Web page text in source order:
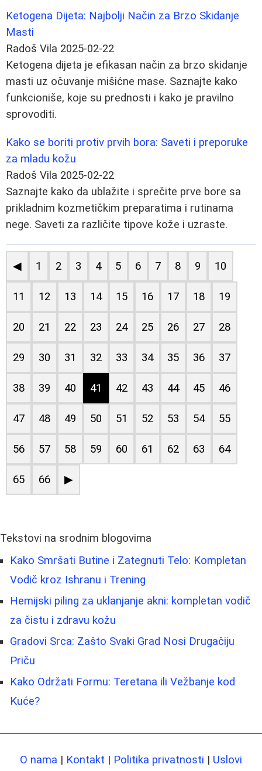
Ketogena Dijeta: Najbolji Način za Brzo Skidanje
Masti
Radoš Vila 2025-02-22
Ketogena dijeta je efikasan način za brzo skidanje
masti uz očuvanje mišićne mase. Saznajte kako
funkcioniše, koje su prednosti i kako je pravilno
sprovoditi.
Kako se boriti protiv prvih bora: Saveti i preporuke
za mladu kožu
Radoš Vila 2025-02-22
Saznajte kako da ublažite i sprečite prve bore sa
prikladnim kozmetičkim preparatima i rutinama
nege. Saveti za različite tipove kože i uzraste.
◀ 1 2 3 4 5 6 7 8 9 10
11 12 13 14 15 16 17 18 19
20 21 22 23 24 25 26 27 28
29 30 31 32 33 34 35 36 37
38 39 40 41 42 43 44 45 46
47 48 49 50 51 52 53 54 55
56 57 58 59 60 61 62 63 64
65 66 ▶
Tekstovi na srodnim blogovima
Kako Smršati Butine i Zategnuti Telo: Kompletan
Vodič kroz Ishranu i Trening
Hemijski piling za uklanjanje akni: kompletan vodič
za čistu i zdravu kožu
Gradovi Srca: Zašto Svaki Grad Nosi Drugačiju
Priču
Kako Održati Formu: Teretana ili Vežbanje kod
Kuće?
O nama | Kontakt | Politika privatnosti | Uslovi